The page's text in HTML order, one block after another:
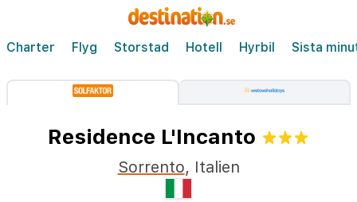
Charter Flyg Storstad Hotell Hyrbil Sista
Residence L'Incanto
Sorrento, Italien